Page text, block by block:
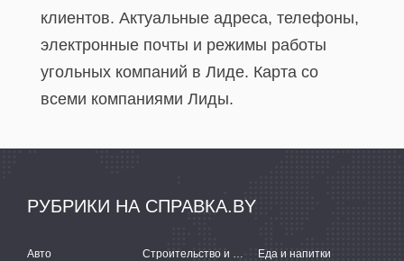
клиентов. Актуальные адреса, телефоны,
электронные почты и режимы работы
угольных компаний в Лиде. Карта со
всеми компаниями Лиды.
РУБРИКИ НА СПРАВКА.BY
Авто Строительство и ремонт
Еда и напитки